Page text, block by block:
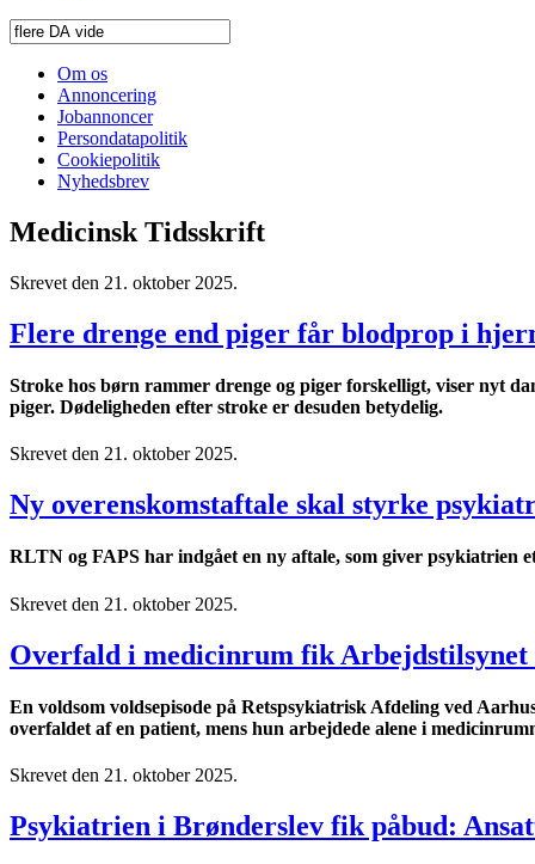
Om os
Annoncering
Jobannoncer
Persondatapolitik
Cookiepolitik
Nyhedsbrev
Medicinsk Tidsskrift
Skrevet den 21. oktober 2025.
Flere drenge end piger får blodprop i
Stroke hos børn rammer drenge og piger forskelligt, viser nyt
piger. Dødeligheden efter stroke er desuden betydelig.
Skrevet den 21. oktober 2025.
Ny overenskomstaftale skal styrke
RLTN og FAPS har indgået en ny aftale, som giver
Skrevet den 21. oktober 2025.
Overfald i medicinrum fik Arbejdstilsynet
En voldsom voldsepisode på Retspsykiatrisk Afdeling ved
overfaldet af en patient, mens hun arbejdede alene i
Skrevet den 21. oktober 2025.
Psykiatrien i Brønderslev fik påbud: